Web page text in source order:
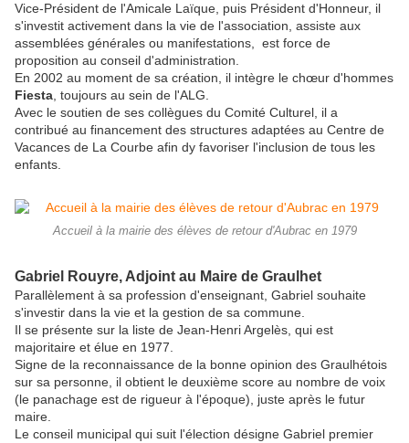
Vice-Président de l'Amicale Laïque, puis Président d'Honneur, il
s'investit activement dans la vie de l'association, assiste aux
assemblées générales ou manifestations, est force de
proposition au conseil d'administration.
En 2002 au moment de sa création, il intègre le chœur d'hommes
Fiesta , toujours au sein de l'ALG.
Avec le soutien de ses collègues du Comité Culturel, il a
contribué au financement des structures adaptées au Centre de
Vacances de La Courbe afin dy favoriser l'inclusion de tous les
enfants.
Accueil à la mairie des élèves de retour d'Aubrac en 1979
Gabriel Rouyre, Adjoint au Maire de Graulhet
Parallèlement à sa profession d'enseignant, Gabriel souhaite
s'investir dans la vie et la gestion de sa commune.
Il se présente sur la liste de Jean-Henri Argelès, qui est
majoritaire et élue en 1977.
Signe de la reconnaissance de la bonne opinion des Graulhétois
sur sa personne, il obtient le deuxième score au nombre de voix
(le panachage est de rigueur à l'époque), juste après le futur
maire.
Le conseil municipal qui suit l'élection désigne Gabriel premier